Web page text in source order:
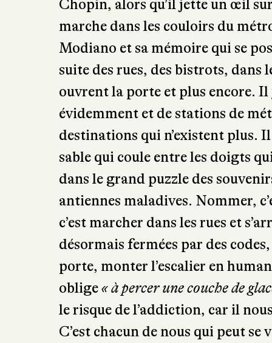
Chopin, alors qu’il jette un œil
marche dans les couloirs du
Modiano et sa mémoire qui se
suite des rues, des bistrots, dans
ouvrent la porte et plus encore. Il
évidemment et de stations de
destinations qui n’existent plus.
sable qui coule entre les doigts
dans le grand puzzle des
antiennes maladives. Nommer,
c’est marcher dans les rues et
désormais fermées par des
porte, monter l’escalier en
oblige« à percer une couche de
le risque de l’addiction, car il
C’est chacun de nous qui peut